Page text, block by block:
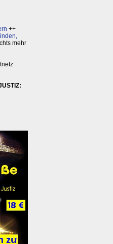
++
mehr